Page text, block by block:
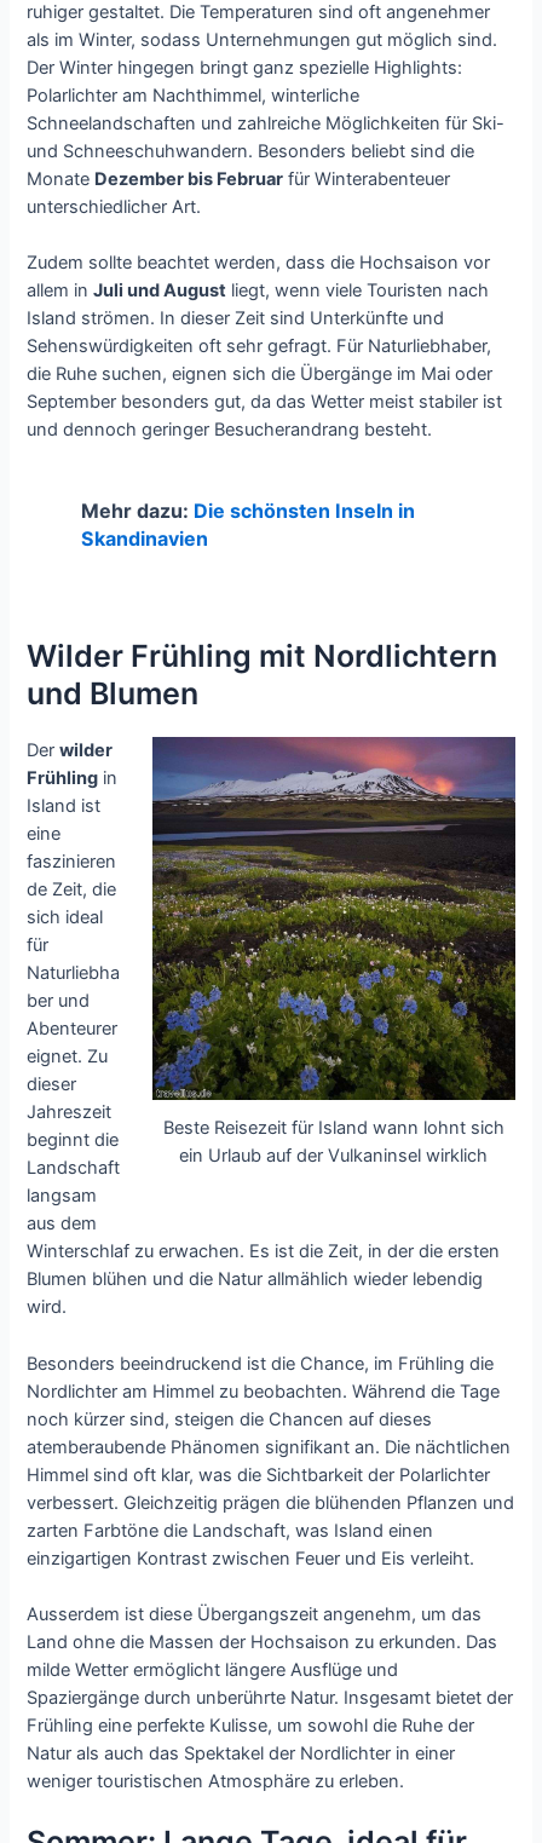
ruhiger gestaltet. Die Temperaturen sind oft angenehmer
als im Winter, sodass Unternehmungen gut möglich sind.
Der Winter hingegen bringt ganz spezielle Highlights:
Polarlichter am Nachthimmel, winterliche
Schneelandschaften und zahlreiche Möglichkeiten für Ski-
und Schneeschuhwandern. Besonders beliebt sind die
Monate Dezember bis Februar für Winterabenteuer
unterschiedlicher Art.
Zudem sollte beachtet werden, dass die Hochsaison vor
allem inJuli und August liegt, wenn viele Touristen nach
Island strömen. In dieser Zeit sind Unterkünfte und
Sehenswürdigkeiten oft sehr gefragt. Für Naturliebhaber,
die Ruhe suchen, eignen sich die Übergänge im Mai oder
September besonders gut, da das Wetter meist stabiler ist
und dennoch geringer Besucherandrang besteht.
Mehr dazu: Die schönsten Inseln in
Skandinavien
Wilder Frühling mit Nordlichtern
und Blumen
Beste Reisezeit für Island wann lohnt sich
ein Urlaub auf der Vulkaninsel wirklich
Derwilder
Frühling in
Island ist
eine
faszinieren
de Zeit, die
sich ideal
für
Naturliebha
ber und
Abenteurer
eignet. Zu
dieser
Jahreszeit
beginnt die
Landschaft
langsam
aus dem
Winterschlaf zu erwachen. Es ist die Zeit, in der die ersten
Blumen blühen und die Natur allmählich wieder lebendig
wird.
Besonders beeindruckend ist die Chance, im Frühling die
Nordlichter am Himmel zu beobachten. Während die Tage
noch kürzer sind, steigen die Chancen auf dieses
atemberaubende Phänomen signifikant an. Die nächtlichen
Himmel sind oft klar, was die Sichtbarkeit der Polarlichter
verbessert. Gleichzeitig prägen die blühenden Pflanzen und
zarten Farbtöne die Landschaft, was Island einen
einzigartigen Kontrast zwischen Feuer und Eis verleiht.
Ausserdem ist diese Übergangszeit angenehm, um das
Land ohne die Massen der Hochsaison zu erkunden. Das
milde Wetter ermöglicht längere Ausflüge und
Spaziergänge durch unberührte Natur. Insgesamt bietet der
Frühling eine perfekte Kulisse, um sowohl die Ruhe der
Natur als auch das Spektakel der Nordlichter in einer
weniger touristischen Atmosphäre zu erleben.